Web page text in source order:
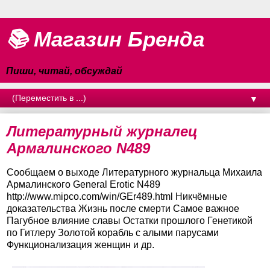
📚 Магазин Бренда
Пиши, читай, обсуждай
▼
Литературный журналец
Армалинского N489
Сообщаем о выходе Литературного журнальца Михаила
Армалинского General Erotic N489
http://www.mipco.com/win/GEr489.html Никчёмные
доказательства Жизнь после смерти Самое важное
Пагубное влияние славы Остатки прошлого Генетикой
по Гитлеру Золотой корабль с алыми парусами
Функционализация женщин и др.